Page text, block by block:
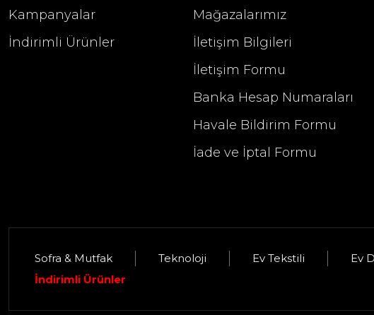
Selim Dekor Elise 13x18 Çerçeve Gümüş
Kampanyalar
İndirimli Ürünler
Mağazalarımız
İletişim Bilgileri
İletişim Formu
Banka Hesap Numaraları
Havale Bildirim Formu
İade ve İptal Formu
Sofra & Mutfak Teknoloji Ev Tekstili Ev
İndirimli Ürünler